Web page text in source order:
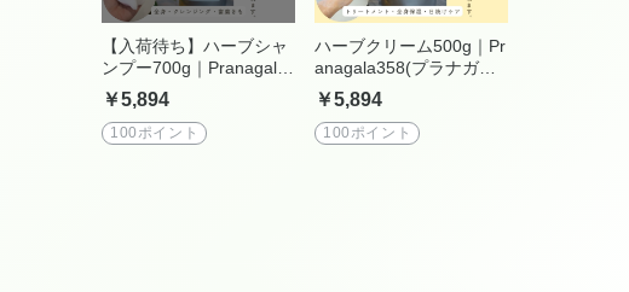
【入荷待ち】ハーブシャ
ンプー700g｜Pranagala
358(プラナガーラ)｜自然
派美容室 Tane to Hibiki
￥5,894
100ポイント
ハーブクリーム500g｜Pr
anagala358(プラナガー
ラ)｜自然派美容室 Tane t
o Hibiki
￥5,894
100ポイント